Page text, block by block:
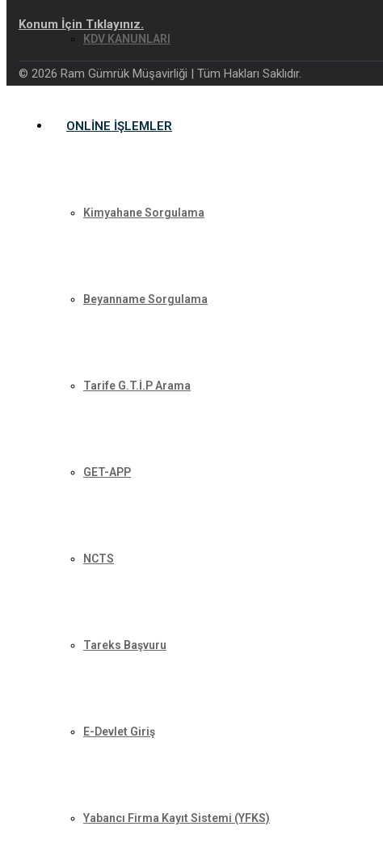
KDV KANUNLARI
ONLINE İŞLEMLER
Kimyahane Sorgulama
Beyanname Sorgulama
Tarife G.T.İ.P Arama
GET-APP
NCTS
Tareks Başvuru
E-Devlet Giriş
Yabancı Firma Kayıt Sistemi (YFKS)
Konum İçin Tıklayınız.
© 2026 Ram Gümrük Müşavirliği | Tüm Hakları Saklıdır.